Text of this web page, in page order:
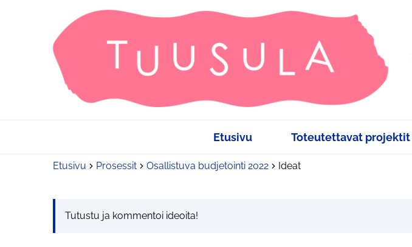
Etusivu Toteutettavat projektit
Etusivu Prosessit Osallistuva budjetointi 2022 Ideat
Tutustu ja kommentoi ideoita!